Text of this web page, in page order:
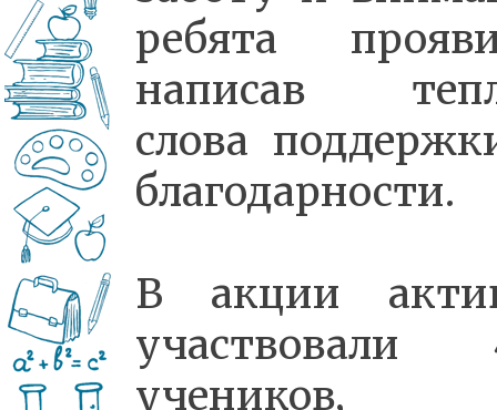
ребята
написав
слова
благодарности.
В акции
участвовали
учеников,